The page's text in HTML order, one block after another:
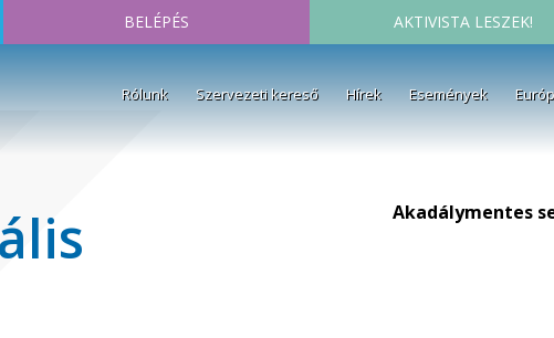
BELÉPÉS AKTIVISTA LESZEK!
Rólunk Szervezeti kereső Hírek Események
Akadálymentes